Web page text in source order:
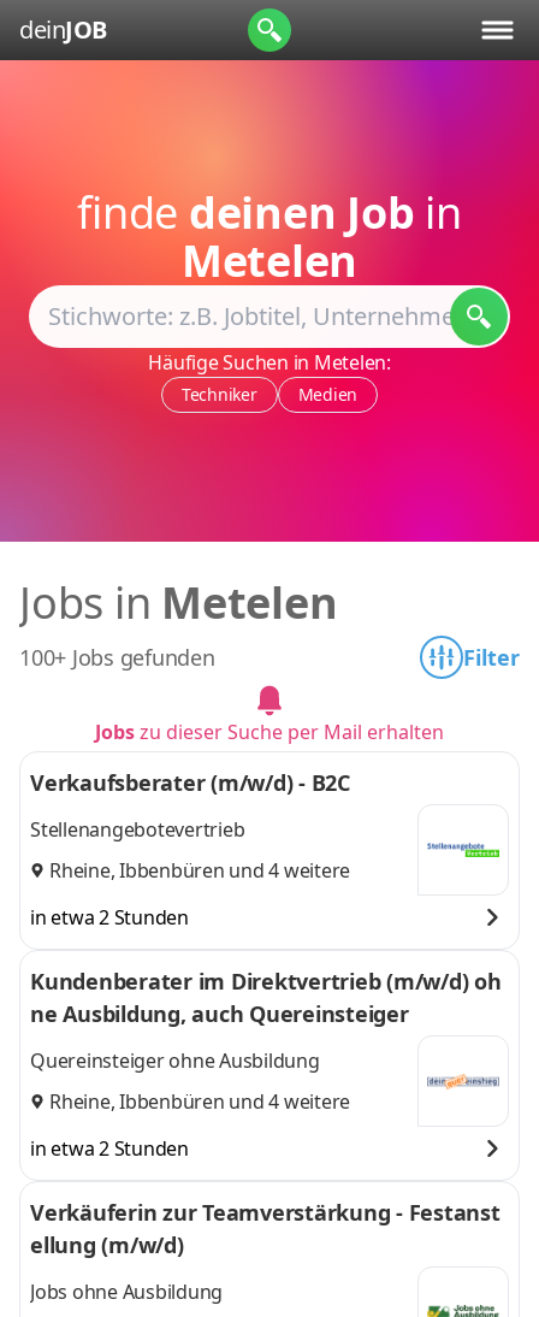
deinJOB
finde deinen Job in
Metelen
Häufige Suchen in Metelen:
Techniker Medien
Jobs in Metelen
100+ Jobs gefunden Filter
Jobszu dieser Suche per Mail erhalten
Verkaufsberater (m/w/d) - B2C
Stellenangebotevertrieb
Rheine,Ibbenbüren und 4 weitere
in etwa 2 Stunden
Kundenberater im Direktvertrieb (m/w/d) oh
ne Ausbildung, auch Quereinsteiger
Quereinsteiger ohne Ausbildung
Rheine,Ibbenbüren und 4 weitere
in etwa 2 Stunden
Verkäuferin zur Teamverstärkung - Festanst
ellung (m/w/d)
Jobs ohne Ausbildung